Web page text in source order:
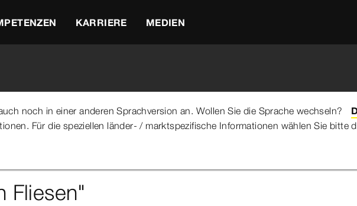
KARRIERE MEDIEN
noch in einer anderen Sprachversion an. Wollen Sie die Sprache wechseln?
Für die speziellen länder- / marktspezifische Informationen wählen Sie bitte
Sporthalle "In den Fliesen"
Fliesen"